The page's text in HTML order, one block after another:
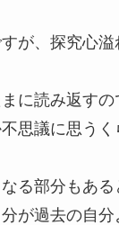
が、探究心溢
に読み返すの
思議に思うく
る部分もある
が過去の自分